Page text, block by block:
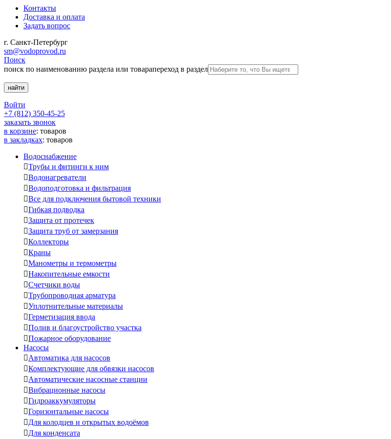
Контакты
Доставка и оплата
Задать вопрос
г. Санкт-Петербург
sm@vodoprovod.ru
Поиск
поиск по наименованию раздела или товарапереход в раздел
Войти
+7 (812) 350-45-25
заказать звонок
в корзине: товаров
в закладках: товаров
Водоснабжение
Трубы и фитинги к ним
Водонагреватели
Водоподготовка и фильтрация
Все для подключения бытовой техники
Гибкая подводка
Защита от протечек
Защита труб от замерзания
Коллекторы
Краны
Манометры и термометры
Накопительные емкости
Счетчики воды
Трубопроводная арматура
Уплотнительные материалы
Герметизация ввода
Полив и благоустройство участка
Пожарное оборудование
Насосы
Автоматика для насосов
Комплектующие для обвязки насосов
Автоматические насосные станции
Вибрационные насосы
Гидроаккумуляторы
Горизонтальные насосы
Для колодцев и открытых водоёмов
Для конденсата